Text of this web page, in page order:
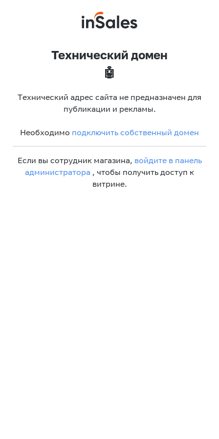
Технический домен
🤖
Технический адрес сайта не предназначен для
публикации и рекламы.
Необходимо подключить собственный домен
Если вы сотрудник магазина, войдите в панель
администратора , чтобы получить доступ к
витрине.